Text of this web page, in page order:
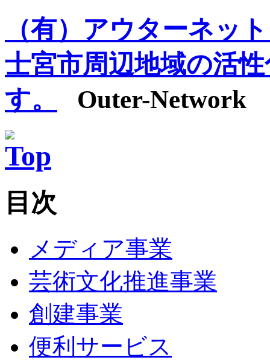
（有）アウターネッ
士宮市周辺地域の活
す。
Outer-Network
目次
メディア事業
芸術文化推進事業
創建事業
便利サービス